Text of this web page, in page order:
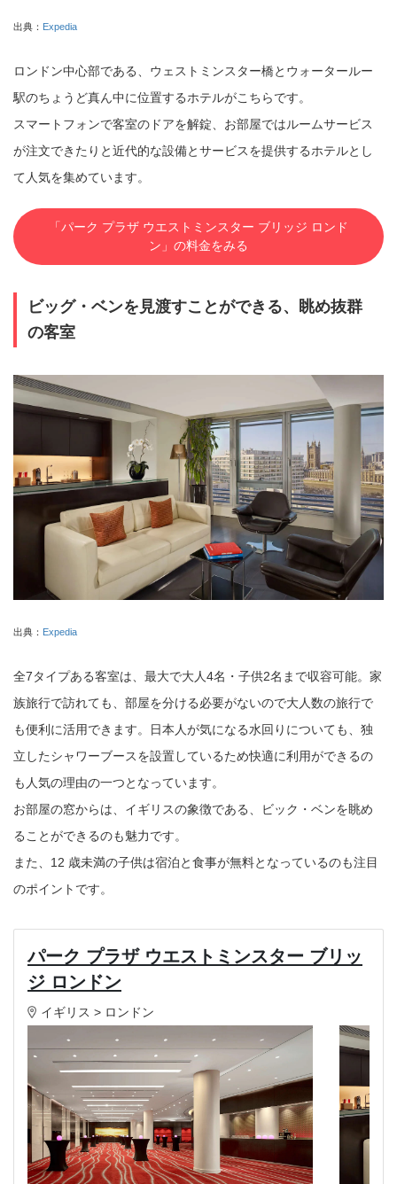
出典： Expedia
ロンドン中心部である、ウェストミンスター橋とウォータールー
駅のちょうど真ん中に位置するホテルがこちらです。
スマートフォンで客室のドアを解錠、お部屋ではルームサービス
が注文できたりと近代的な設備とサービスを提供するホテルとし
て人気を集めています。
「パーク プラザ ウエストミンスター ブリッジ ロンド
ン」の料金をみる
ビッグ・ベンを見渡すことができる、眺め抜群
の客室
出典： Expedia
全7タイプある客室は、最大で大人4名・子供2名まで収容可能。家
族旅行で訪れても、部屋を分ける必要がないので大人数の旅行で
も便利に活用できます。日本人が気になる水回りについても、独
立したシャワーブースを設置しているため快適に利用ができるの
も人気の理由の一つとなっています。
お部屋の窓からは、イギリスの象徴である、ビック・ベンを眺め
ることができるのも魅力です。
また、12 歳未満の子供は宿泊と食事が無料となっているのも注目
のポイントです。
パーク プラザ ウエストミンスター ブリッ
ジ ロンドン
イギリス > ロンドン